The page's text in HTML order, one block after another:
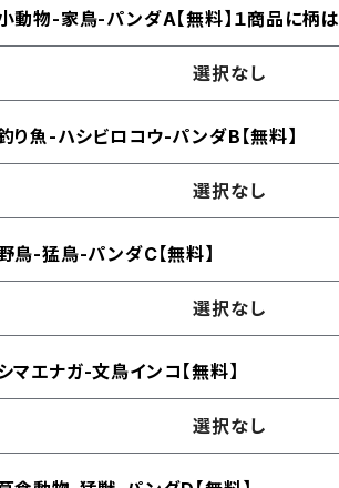
物-家鳥-パンダA【無料】１商品に柄は
選択なし
魚-ハシビロコウ-パンダB【無料】
選択なし
-猛鳥-パンダC【無料】
選択なし
エナガ-文鳥インコ【無料】
選択なし